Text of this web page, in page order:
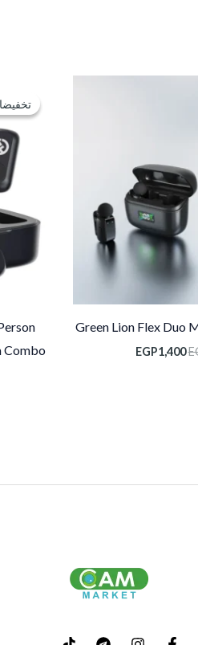
Green Lion Flex Duo
EGP1,400
Combo